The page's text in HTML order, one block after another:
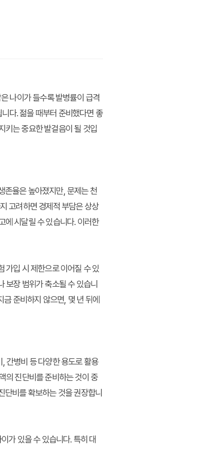
나이가 들수록 발병률이 급격
다. 젊을 때부터 준비했다면 좋
키는 중요한 발걸음이 될 것입
존율은 높아졌지만, 문제는 천
고려하면 경제적 부담은 상상
에 시달릴 수 있습니다. 이러한
가입 시 제한으로 이어질 수 있
보장 범위가 축소될 수 있습니
준비하지 않으면, 몇 년 뒤에
간병비 등 다양한 용도로 활용
의 진단비를 준비하는 것이 중
비를 확보하는 것을 권장합니
가 있을 수 있습니다. 특히 대